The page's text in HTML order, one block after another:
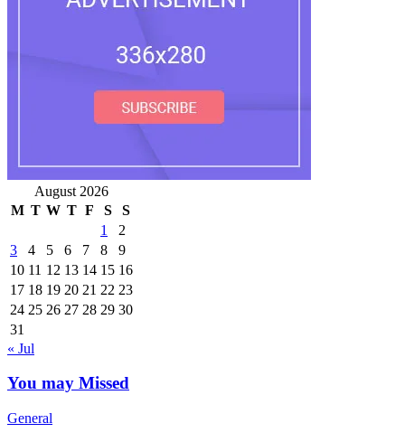
August 2026
M T W T F S
S
1
2
3
4 5 6 7 8
9
10 11 12 13 14 15 16
17 18 19 20 21 22 23
24 25 26 27 28 29 30
31
« Jul
You may Missed
General